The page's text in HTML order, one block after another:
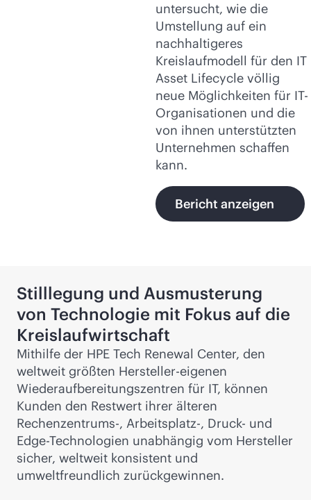
untersucht, wie die
Umstellung auf ein
nachhaltigeres
Kreislaufmodell für den IT
Asset Lifecycle völlig
neue Möglichkeiten für IT-
Organisationen und die
von ihnen unterstützten
Unternehmen schaffen
kann.
Bericht anzeigen
Stilllegung und Ausmusterung
von Technologie mit Fokus auf die
Kreislaufwirtschaft
Mithilfe der HPE Tech Renewal Center, den
weltweit größten Hersteller-eigenen
Wiederaufbereitungszentren für IT, können
Kunden den Restwert ihrer älteren
Rechenzentrums-, Arbeitsplatz-, Druck- und
Edge-Technologien unabhängig vom Hersteller
sicher, weltweit konsistent und
umweltfreundlich zurückgewinnen.